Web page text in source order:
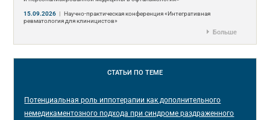
15.09.2026 | Научно-практическая конференция «Интегративная
ревматология для клиницистов»
Больше
СТАТЬИ ПО ТЕМЕ
Потенциальная роль иппотерапии как дополнительного
немедикаментозного подхода при синдроме раздраженного